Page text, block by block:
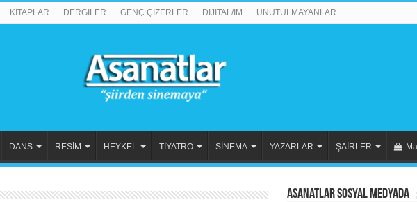
KİTAPLAR DERGİLER GENÇ ÇİZERLER DİJİTAL/İM UNUTULMAYANLAR
DANS RESİM HEYKEL TİYATRO SİNEMA YAZARLAR ŞAİRLER
Asanatlar Sosyal Medyada